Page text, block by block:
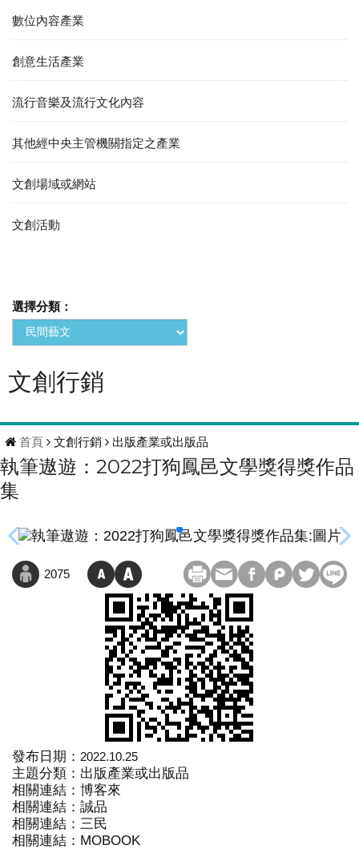
數位內容產業
創意生活產業
流行音樂及流行文化內容
其他經中央主管機關指定之產業
文創場域或網站
文創活動
選擇分類：
文創行銷
首頁 文創行銷 出版產業或出版品
執筆遨遊：2022打狗鳳邑文學獎得獎作品
集
2075
發布日期： 2022.10.25
主題分類：出版產業或出版品
相關連結： 博客來
相關連結： 誠品
相關連結： 三民
相關連結： MOBOOK